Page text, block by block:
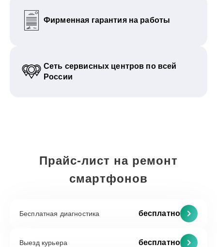
Фирменная гарантия на работы
Сеть сервисных центров по всей
России
Прайс-лист на ремонт
смартфонов
Бесплатная диагностика бесплатно
Выезд курьера бесплатно